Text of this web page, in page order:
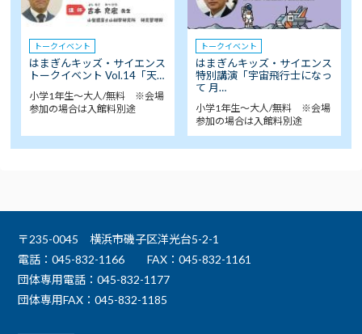
トークイベント
はまぎんキッズ・サイエンス
トークイベント Vol.14「天…
小学1年生～大人/無料 ※会場
参加の場合は入館料別途
トークイベント
はまぎんキッズ・サイエンス
特別講演「宇宙飛行士になっ
て 月…
小学1年生～大人/無料 ※会場
参加の場合は入館料別途
〒235-0045 横浜市磯子区洋光台5-2-1
電話：045-832-1166
FAX：045-832-1161
団体専用電話：045-832-1177
団体専用FAX：045-832-1185